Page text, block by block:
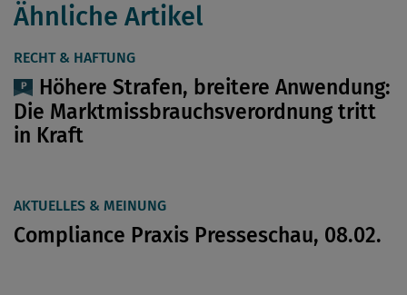
Ähnliche Artikel
RECHT & HAFTUNG
Höhere Strafen, breitere Anwendung:
Die Marktmissbrauchsverordnung tritt
in Kraft
AKTUELLES & MEINUNG
Compliance Praxis Presseschau, 08.02.